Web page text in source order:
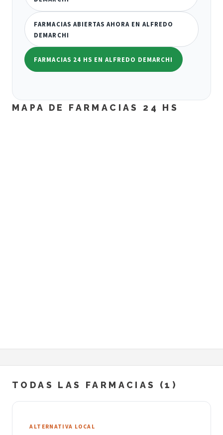
FARMACIAS ABIERTAS AHORA EN ALFREDO
DEMARCHI
FARMACIAS 24 HS EN ALFREDO DEMARCHI
MAPA DE FARMACIAS 24 HS
TODAS LAS FARMACIAS (1)
ALTERNATIVA LOCAL